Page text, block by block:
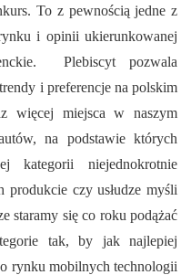
To z pewnością jedne z
i opinii ukierunkowanej
Plebiscyt pozwala
i preferencje na polskim
więcej miejsca w naszym
na podstawie których
kategorii niejednokrotnie
produkcie czy usłudze myśli
staramy się co roku podążać
tak, by jak najlepiej
rynku mobilnych technologii